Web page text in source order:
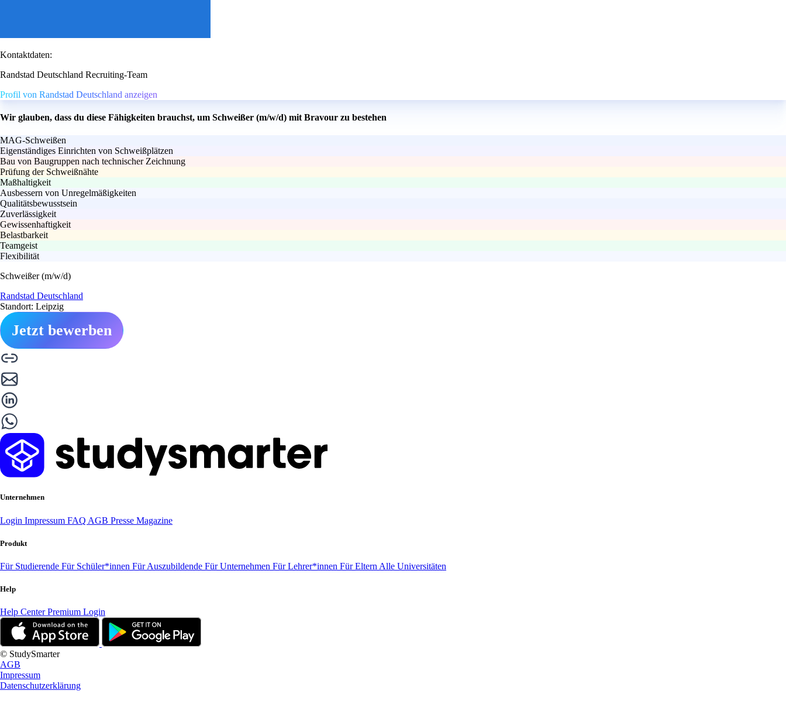
Kontaktdaten:
Randstad Deutschland Recruiting-Team
Profil von Randstad Deutschland anzeigen
Wir glauben, dass du diese Fähigkeiten brauchst, um Schweißer (m/w/d) mit Bravour zu bestehen
MAG-Schweißen
Eigenständiges Einrichten von Schweißplätzen
Bau von Baugruppen nach technischer Zeichnung
Prüfung der Schweißnähte
Maßhaltigkeit
Ausbessern von Unregelmäßigkeiten
Qualitätsbewusstsein
Zuverlässigkeit
Gewissenhaftigkeit
Belastbarkeit
Teamgeist
Flexibilität
Schweißer (m/w/d)
Randstad Deutschland
Standort: Leipzig
Jetzt bewerben
Unternehmen
Login Impressum FAQ AGB Presse Magazine
Produkt
Für Studierende Für Schüler*innen Für Auszubildende Für Unternehmen Für Lehrer*innen Für Eltern Alle Universitäten
Help
Help CenterPremium Login
© StudySmarter
AGB
Impressum
Datenschutzerklärung